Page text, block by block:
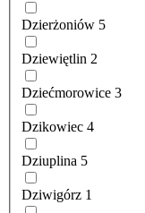
Dzierżoniów 5
Dziewiętlin 2
Dziećmorowice 3
Dzikowiec 4
Dziuplina 5
Dziwigórz 1